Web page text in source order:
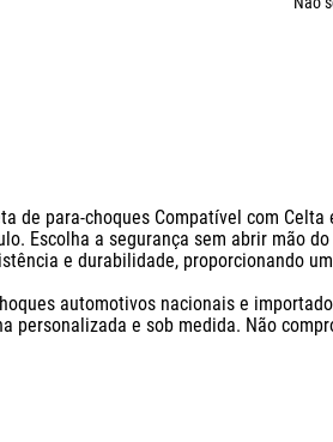
de para-choques Compatível com
Escolha a segurança sem abrir mão
e durabilidade, proporcionando
automotivos nacionais e
e sob medida. Não